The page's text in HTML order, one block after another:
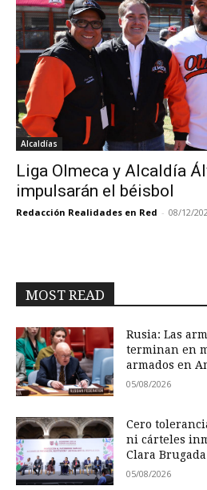
Alcaldías
Liga Olmeca y Alcaldía
impulsarán el béisbol
Redacción Realidades en Red - 08/12/
MOST READ
Rusia: Las
terminan en
armados en
05/08/2026
Cero
ni cárteles
Clara Brugada
05/08/2026